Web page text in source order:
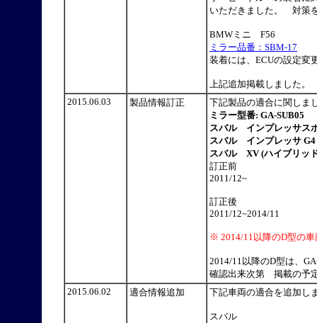
いただきました。 対策
BMWミニ F56
ミラー品番：SBM-17
装着には、ECUの設定変
上記追加掲載しました。
2015.06.03
製品情報訂正
下記製品の適合に関し
ミラー型番: GA-SUB05
スバル インプレッサス
スバル インプレッサ G4
スバル XV (ハイブリッ
訂正前
2011/12~
訂正後
2011/12~2014/11
※ 2014/11以降のD型の
2014/11以降のD型は、
確認出来次第 掲載の予
2015.06.02
適合情報追加 下記車両の適合を追加し
スバル